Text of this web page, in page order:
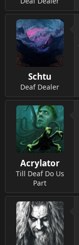
Schtu
Deaf Dealer
Acrylator
Till Deaf Do Us
Part